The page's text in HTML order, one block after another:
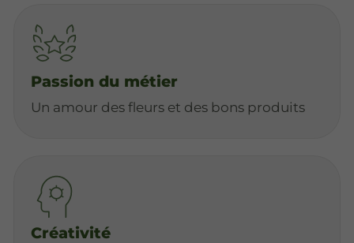
Passion du métier
Un amour des fleurs et des bons produits
Créativité